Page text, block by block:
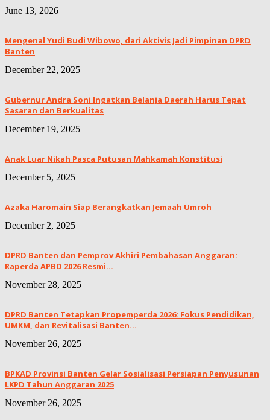
June 13, 2026
Mengenal Yudi Budi Wibowo, dari Aktivis Jadi Pimpinan DPRD
Banten
December 22, 2025
Gubernur Andra Soni Ingatkan Belanja Daerah Harus Tepat
Sasaran dan Berkualitas
December 19, 2025
Anak Luar Nikah Pasca Putusan Mahkamah Konstitusi
December 5, 2025
Azaka Haromain Siap Berangkatkan Jemaah Umroh
December 2, 2025
DPRD Banten dan Pemprov Akhiri Pembahasan Anggaran:
Raperda APBD 2026 Resmi...
November 28, 2025
DPRD Banten Tetapkan Propemperda 2026: Fokus Pendidikan,
UMKM, dan Revitalisasi Banten...
November 26, 2025
BPKAD Provinsi Banten Gelar Sosialisasi Persiapan Penyusunan
LKPD Tahun Anggaran 2025
November 26, 2025